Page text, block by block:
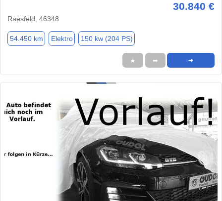
30.840 €
Raesfeld, 46348
54.450 km Elektro 150 kw (204 PS)
★ ➦ ➜